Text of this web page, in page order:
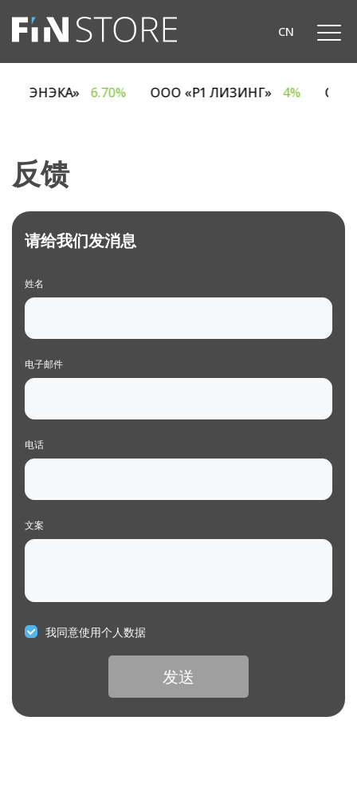
CN
«ЭНЭКА» 6.70% ООО «Р1 ЛИЗИНГ» 4%
请给我们发消息
姓名
电子邮件
电话
文案
我同意使用个人数据
发送
反馈